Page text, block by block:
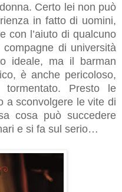
Certo lei non può
in fatto di uomini,
con l’aiuto di qualcuno
di università
ideale, ma il barman
è anche pericoloso,
Presto le
a sconvolgere le vite di
cosa può succedere
e si fa sul serio…